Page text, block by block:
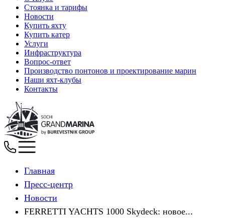
Стоянка и тарифы
Новости
Купить яхту
Купить катер
Услуги
Инфраструктура
Вопрос-ответ
Производство понтонов и проектирование марин
Наши яхт-клубы
Контакты
Главная
Пресс-центр
Новости
FERRETTI YACHTS 1000 Skydeck: новое...